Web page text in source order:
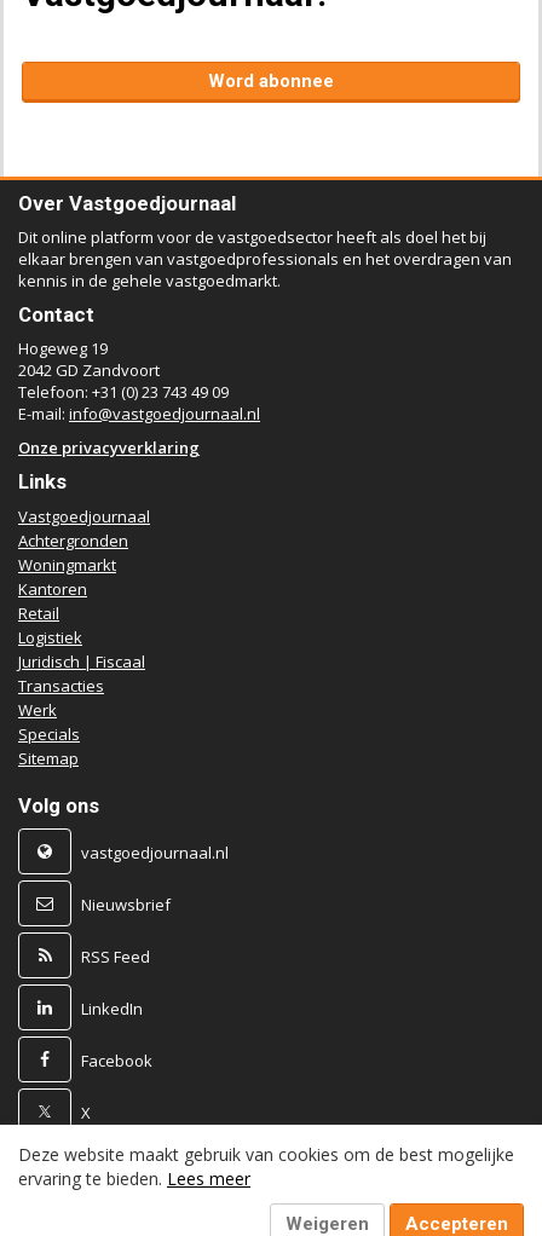
Word abonnee
Over Vastgoedjournaal
Dit online platform voor de vastgoedsector heeft als doel het bij
elkaar brengen van vastgoedprofessionals en het overdragen van
kennis in de gehele vastgoedmarkt.
Contact
Hogeweg 19
2042 GD Zandvoort
Telefoon: +31 (0) 23 743 49 09
E-mail: info@vastgoedjournaal.nl
Onze privacyverklaring
Links
Vastgoedjournaal
Achtergronden
Woningmarkt
Kantoren
Retail
Logistiek
Juridisch | Fiscaal
Transacties
Werk
Specials
Sitemap
Volg ons
vastgoedjournaal.nl
Nieuwsbrief
RSS Feed
LinkedIn
Facebook
X
Powered by
Deze website maakt gebruik van cookies om de best mogelijke
ervaring te bieden. Lees meer
Weigeren Accepteren